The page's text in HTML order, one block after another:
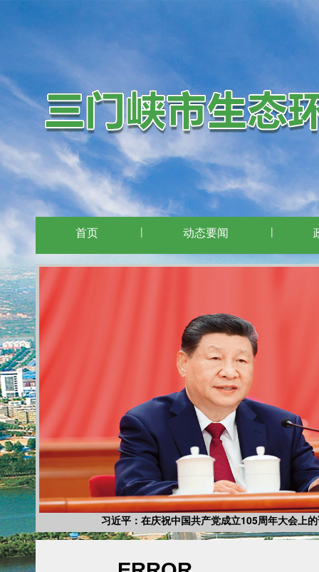
首页 | 动态要闻 |
十四届全国人大四次会议在京开幕习近平等在主席